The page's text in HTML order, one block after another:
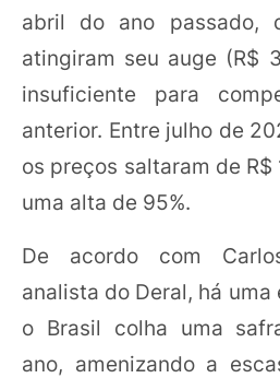
abril do ano passado,
atingiram seu auge (R$
insuficiente para
anterior. Entre julho de
os preços saltaram de R$
uma alta de 95%.
De acordo com
analista do Deral, há
o Brasil colha uma
ano, amenizando a